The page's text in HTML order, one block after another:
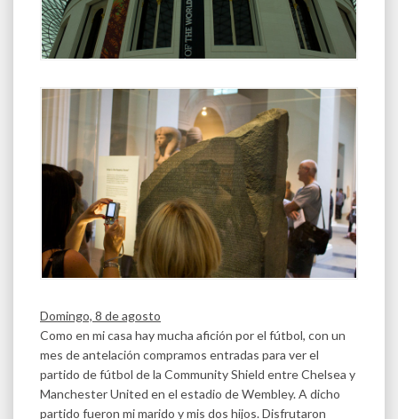
Domingo, 8 de agosto
Como en mi casa hay mucha afición por el fútbol, con un
mes de antelación compramos entradas para ver el
partido de fútbol de la Community Shield entre Chelsea y
Manchester United en el estadio de Wembley. A dicho
partido fueron mi marido y mis dos hijos. Disfrutaron